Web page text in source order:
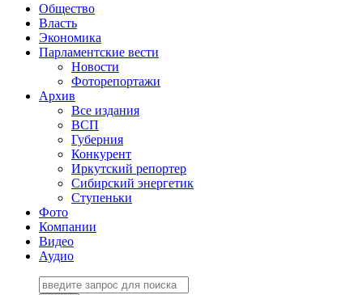
Общество
Власть
Экономика
Парламентские вести
Новости
Фоторепортажи
Архив
Все издания
ВСП
Губерния
Конкурент
Иркутский репортер
Сибирский энергетик
Ступеньки
Фото
Компании
Видео
Аудио